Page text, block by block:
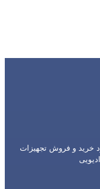
خرید و فروش تجهیزات